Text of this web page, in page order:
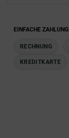
EINFACHE ZAHLUNG
RECHNUNG
KREDITKARTE